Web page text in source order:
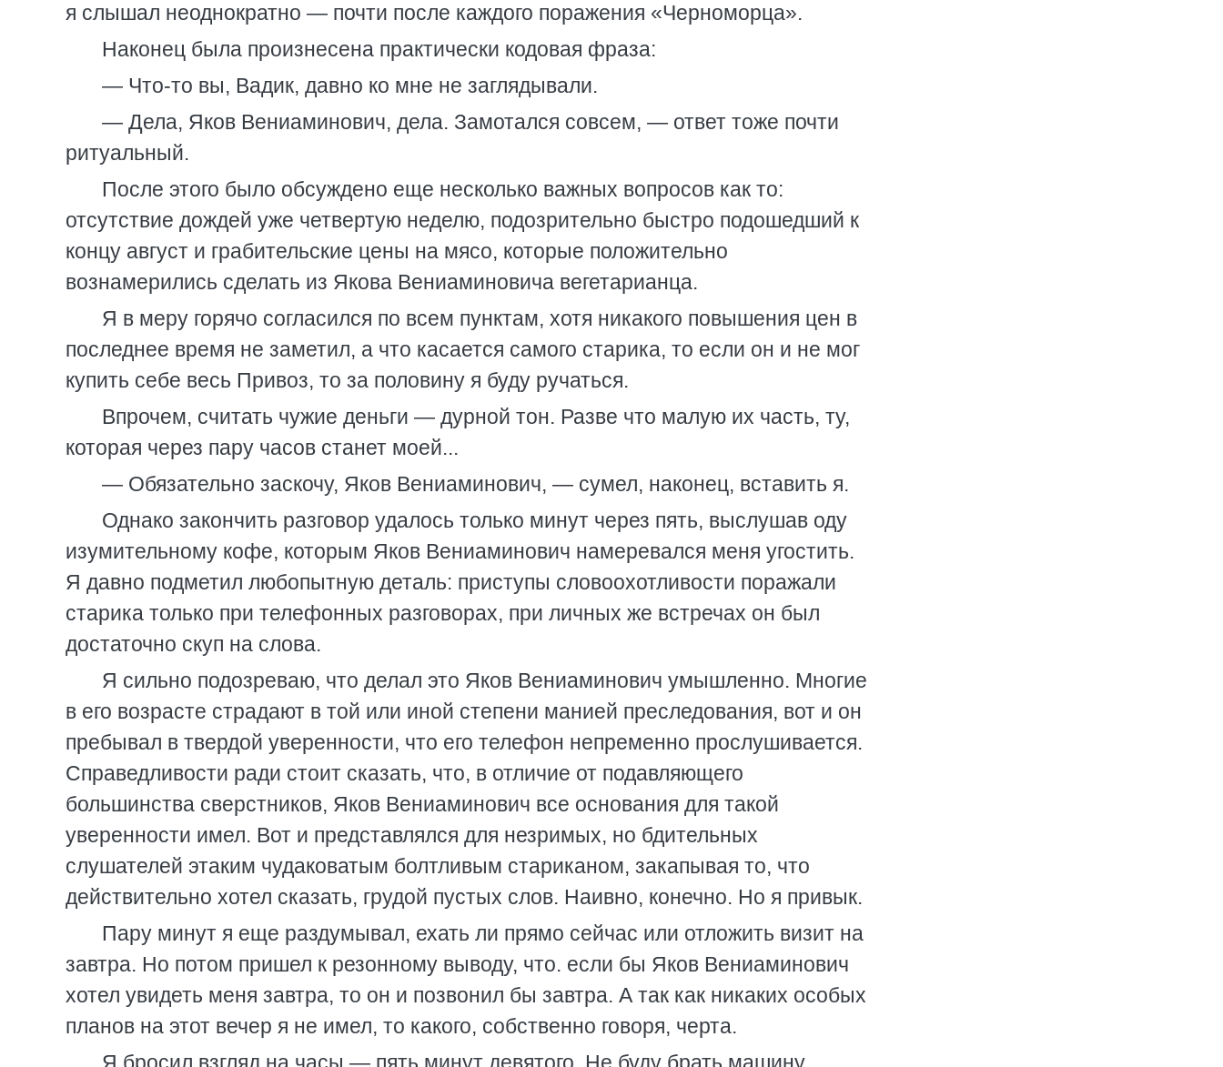
я слышал неоднократно — почти после каждого поражения «Черноморца».
Наконец была произнесена практически кодовая фраза:
— Что-то вы, Вадик, давно ко мне не заглядывали.
— Дела, Яков Вениаминович, дела. Замотался совсем, — ответ тоже почти
ритуальный.
После этого было обсуждено еще несколько важных вопросов как то:
отсутствие дождей уже четвертую неделю, подозрительно быстро подошедший к
концу август и грабительские цены на мясо, которые положительно
вознамерились сделать из Якова Вениаминовича вегетарианца.
Я в меру горячо согласился по всем пунктам, хотя никакого повышения цен в
последнее время не заметил, а что касается самого старика, то если он и не мог
купить себе весь Привоз, то за половину я буду ручаться.
Впрочем, считать чужие деньги — дурной тон. Разве что малую их часть, ту,
которая через пару часов станет моей...
— Обязательно заскочу, Яков Вениаминович, — сумел, наконец, вставить я.
Однако закончить разговор удалось только минут через пять, выслушав оду
изумительному кофе, которым Яков Вениаминович намеревался меня угостить.
Я давно подметил любопытную деталь: приступы словоохотливости поражали
старика только при телефонных разговорах, при личных же встречах он был
достаточно скуп на слова.
Я сильно подозреваю, что делал это Яков Вениаминович умышленно. Многие
в его возрасте страдают в той или иной степени манией преследования, вот и он
пребывал в твердой уверенности, что его телефон непременно прослушивается.
Справедливости ради стоит сказать, что, в отличие от подавляющего
большинства сверстников, Яков Вениаминович все основания для такой
уверенности имел. Вот и представлялся для незримых, но бдительных
слушателей этаким чудаковатым болтливым стариканом, закапывая то, что
действительно хотел сказать, грудой пустых слов. Наивно, конечно. Но я привык.
Пару минут я еще раздумывал, ехать ли прямо сейчас или отложить визит на
завтра. Но потом пришел к резонному выводу, что. если бы Яков Вениаминович
хотел увидеть меня завтра, то он и позвонил бы завтра. А так как никаких особых
планов на этот вечер я не имел, то какого, собственно говоря, черта.